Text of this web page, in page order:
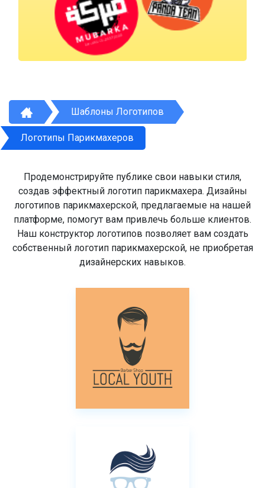
Шаблоны Логотипов
Логотипы Парикмахеров
Продемонстрируйте публике свои навыки стиля,
создав эффектный логотип парикмахера. Дизайны
логотипов парикмахерской, предлагаемые на нашей
платформе, помогут вам привлечь больше клиентов.
Наш конструктор логотипов позволяет вам создать
собственный логотип парикмахерской, не приобретая
дизайнерских навыков.